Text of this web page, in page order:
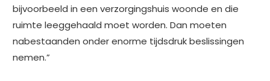
bijvoorbeeld in een verzorgingshuis woonde en die
ruimte leeggehaald moet worden. Dan moeten
nabestaanden onder enorme tijdsdruk beslissingen
nemen.”